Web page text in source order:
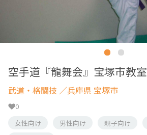
空手道『龍舞会』宝塚市教室
武道・格闘技 ／兵庫県 宝塚市
0
女性向け
男性向け 親子向け